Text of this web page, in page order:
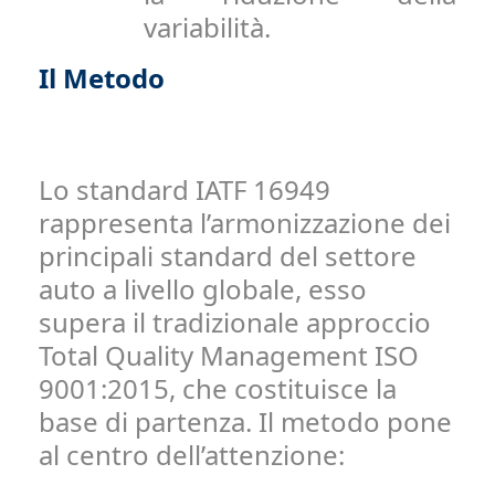
variabilità.
Il Metodo
Lo standard IATF 16949
rappresenta l’armonizzazione dei
principali standard del settore
auto a livello globale, esso
supera il tradizionale approccio
Total Quality Management ISO
9001:2015, che costituisce la
base di partenza. Il metodo pone
al centro dell’attenzione: